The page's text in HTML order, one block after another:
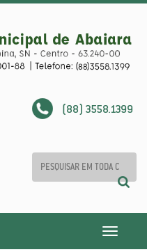
(88) 3558.1399
Toggle